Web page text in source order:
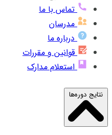
تماس با ما
مدرسان
درباره ما
قوانین و مقررات
استعلام مدارک
نتایج دوره‌ها